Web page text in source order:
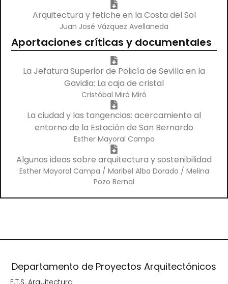
Arquitectura y fetiche en la Costa del Sol
Juan José Vázquez Avellaneda
Aportaciones críticas y documentales
La Jefatura Superior de Policía de Sevilla en la
Gavidia: La caja de cristal
Cristóbal Miró Miró
La ciudad y las tangencias: acercamiento al
entorno de la Estación de San Bernardo
Esther Mayoral Campa
Algunas ideas sobre arquitectura y sostenibilidad
Esther Mayoral Campa / Maribel Alba Dorado / Melina
Pozo Bernal
Departamento de Proyectos Arquitectónicos
E.T.S. Arquitectura